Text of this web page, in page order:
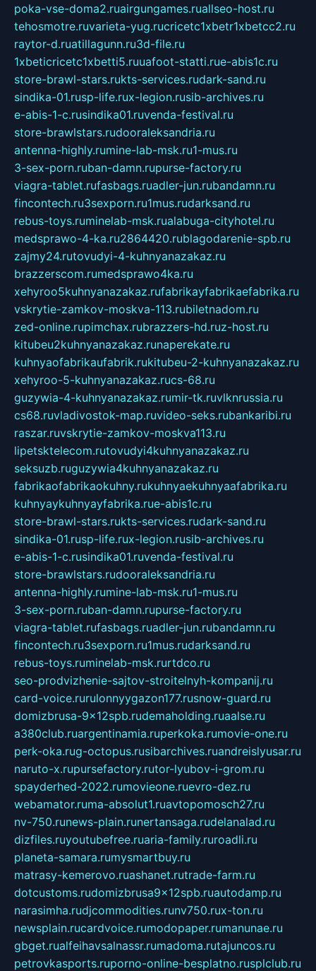
poka-vse-doma2.ruairgungames.ruallseo-host.ru
tehosmotre.ruvarieta-yug.rucricetc1xbetr1xbetcc2.ru
raytor-d.ruatillagunn.ru3d-file.ru
1xbeticricetc1xbetti5.ruuafoot-statti.rue-abis1c.ru
store-brawl-stars.rukts-services.rudark-sand.ru
sindika-01.rusp-life.rux-legion.rusib-archives.ru
e-abis-1-c.rusindika01.ruvenda-festival.ru
store-brawlstars.rudooraleksandria.ru
antenna-highly.rumine-lab-msk.ru1-mus.ru
3-sex-porn.ruban-damn.rupurse-factory.ru
viagra-tablet.rufasbags.ruadler-jun.rubandamn.ru
fincontech.ru3sexporn.ru1mus.rudarksand.ru
rebus-toys.ruminelab-msk.rualabuga-cityhotel.ru
medsprawo-4-ka.ru2864420.rublagodarenie-spb.ru
zajmy24.rutovudyi-4-kuhnyanazakaz.ru
brazzerscom.rumedsprawo4ka.ru
xehyroo5kuhnyanazakaz.rufabrikayfabrikaefabrika.ru
vskrytie-zamkov-moskva-113.rubiletnadom.ru
zed-online.rupimchax.rubrazzers-hd.ruz-host.ru
kitubeu2kuhnyanazakaz.runaperekate.ru
kuhnyaofabrikaufabrik.rukitubeu-2-kuhnyanazakaz.ru
xehyroo-5-kuhnyanazakaz.rucs-68.ru
guzywia-4-kuhnyanazakaz.rumir-tk.ruvlknrussia.ru
cs68.ruvladivostok-map.ruvideo-seks.rubankaribi.ru
raszar.ruvskrytie-zamkov-moskva113.ru
lipetsktelecom.rutovudyi4kuhnyanazakaz.ru
seksuzb.ruguzywia4kuhnyanazakaz.ru
fabrikaofabrikaokuhny.rukuhnyaekuhnyaafabrika.ru
kuhnyaykuhnyayfabrika.rue-abis1c.ru
store-brawl-stars.rukts-services.rudark-sand.ru
sindika-01.rusp-life.rux-legion.rusib-archives.ru
e-abis-1-c.rusindika01.ruvenda-festival.ru
store-brawlstars.rudooraleksandria.ru
antenna-highly.rumine-lab-msk.ru1-mus.ru
3-sex-porn.ruban-damn.rupurse-factory.ru
viagra-tablet.rufasbags.ruadler-jun.rubandamn.ru
fincontech.ru3sexporn.ru1mus.rudarksand.ru
rebus-toys.ruminelab-msk.rurtdco.ru
seo-prodvizhenie-sajtov-stroitelnyh-kompanij.ru
card-voice.rurulonnyygazon177.rusnow-guard.ru
domizbrusa-9x12spb.rudemaholding.ruaalse.ru
a380club.ruargentinamia.ruperkoka.rumovie-one.ru
perk-oka.rug-octopus.rusibarchives.ruandreislyusar.ru
naruto-x.rupursefactory.rutor-lyubov-i-grom.ru
spayderhed-2022.rumovieone.ruevro-dez.ru
webamator.ruma-absolut1.ruavtopomosch27.ru
nv-750.runews-plain.runertansaga.rudelanalad.ru
dizfiles.ruyoutubefree.ruaria-family.ruroadli.ru
planeta-samara.rumysmartbuy.ru
matrasy-kemerovo.ruashanet.rutrade-farm.ru
dotcustoms.rudomizbrusa9x12spb.ruautodamp.ru
narasimha.rudjcommodities.runv750.rux-ton.ru
newsplain.rucardvoice.rumodopaper.rumanunae.ru
gbget.rualfeihavsalnassr.rumadoma.rutajuncos.ru
petrovkasports.ruporno-online-besplatno.rusplclub.ru